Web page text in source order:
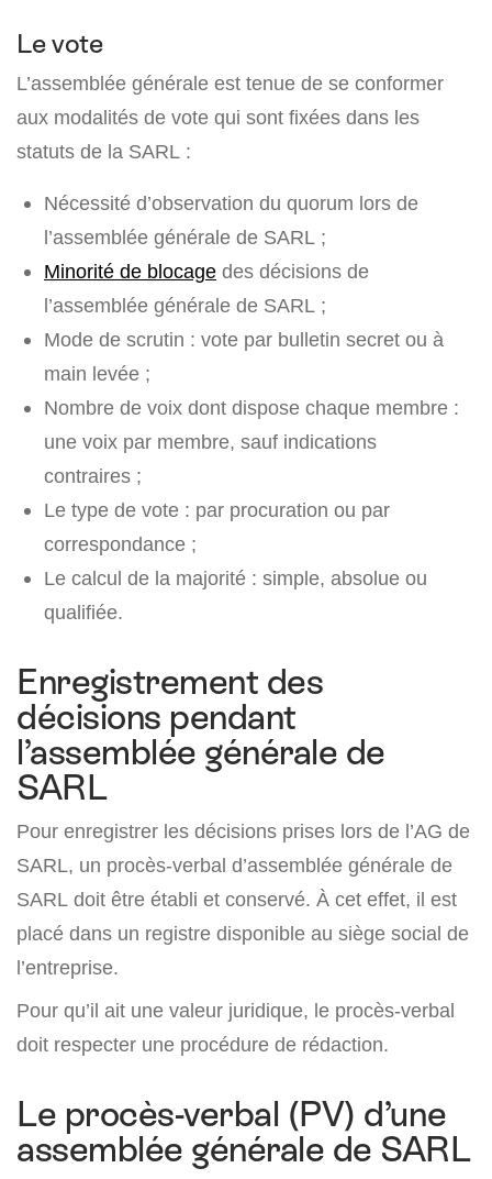
Le vote
L’assemblée générale est tenue de se conformer
aux modalités de vote qui sont fixées dans les
statuts de la SARL :
Nécessité d’observation du quorum lors de
l’assemblée générale de SARL ;
Minorité de blocage des décisions de
l’assemblée générale de SARL ;
Mode de scrutin : vote par bulletin secret ou à
main levée ;
Nombre de voix dont dispose chaque membre :
une voix par membre, sauf indications
contraires ;
Le type de vote : par procuration ou par
correspondance ;
Le calcul de la majorité : simple, absolue ou
qualifiée.
Enregistrement des
décisions pendant
l’assemblée générale de
SARL
Pour enregistrer les décisions prises lors de l’AG de
SARL, un procès-verbal d’assemblée générale de
SARL doit être établi et conservé. À cet effet, il est
placé dans un registre disponible au siège social de
l’entreprise.
Pour qu’il ait une valeur juridique, le procès-verbal
doit respecter une procédure de rédaction.
Le procès-verbal (PV) d’une
assemblée générale de SARL